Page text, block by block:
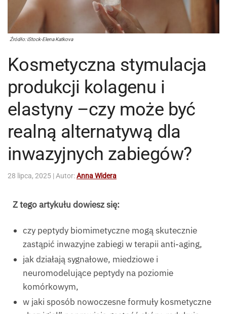
Źródło: iStock-Elena Katkova
Kosmetyczna stymulacja
produkcji kolagenu i
elastyny –czy może być
realną alternatywą dla
inwazyjnych zabiegów?
28 lipca, 2025 | Autor:Anna Widera
Z tego artykułu dowiesz się:
czy peptydy biomimetyczne mogą skutecznie
zastąpić inwazyjne zabiegi w terapii anti-aging,
jak działają sygnałowe, miedziowe i
neuromodelujące peptydy na poziomie
komórkowym,
w jaki sposób nowoczesne formuły kosmetyczne